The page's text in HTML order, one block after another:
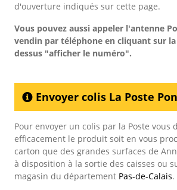
d'ouverture indiqués sur cette page.
Vous pouvez aussi appeler l'antenne
vendin par téléphone en cliquant sur
dessus "afficher le numéro".
Envoyer colis La Poste
Pour envoyer un colis par la Poste vous
efficacement le produit soit en vous
carton que des grandes surfaces de
à disposition à la sortie des caisses ou
magasin du département Pas-de-Calais.